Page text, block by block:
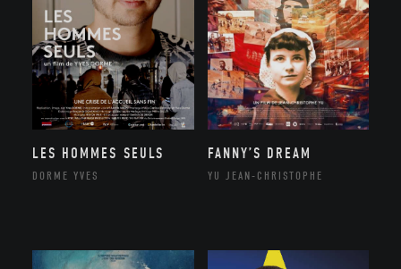
LES HOMMES SEULS
DORME YVES
FANNY’S DREAM
YU JEAN-CHRISTOPHE